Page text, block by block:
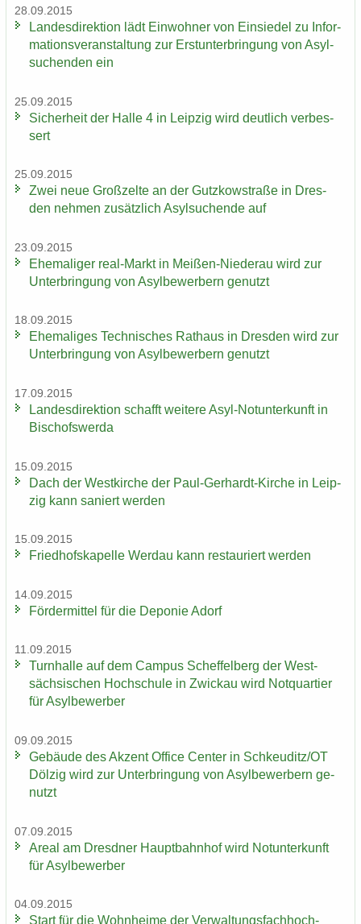
28.09.2015
Lan­des­di­rek­ti­on lädt Ein­woh­ner von Ein­sie­del zu In­for­
ma­ti­ons­ver­an­stal­tung zur Erst­un­ter­brin­gung von Asyl­
su­chen­den ein
25.09.2015
Si­cher­heit der Halle 4 in Leip­zig wird deut­lich ver­bes­
sert
25.09.2015
Zwei neue Groß­zel­te an der Gutz­kow­stra­ße in Dres­
den neh­men zu­sätz­lich Asyl­su­chen­de auf
23.09.2015
Ehe­ma­li­ger real-​Markt in Meißen-​Niederau wird zur
Un­ter­brin­gung von Asyl­be­wer­bern ge­nutzt
18.09.2015
Ehe­ma­li­ges Tech­ni­sches Rat­haus in Dres­den wird zur
Un­ter­brin­gung von Asyl­be­wer­bern ge­nutzt
17.09.2015
Lan­des­di­rek­ti­on schafft wei­te­re Asyl-​Notunterkunft in
Bi­schofs­wer­da
15.09.2015
Dach der West­kir­che der Paul-​Gerhardt-Kirche in Leip­
zig kann sa­niert wer­den
15.09.2015
Fried­hofs­ka­pel­le Wer­dau kann re­stau­riert wer­den
14.09.2015
För­der­mit­tel für die De­po­nie Adorf
11.09.2015
Turn­hal­le auf dem Cam­pus Schef­fel­berg der West­
säch­si­schen Hoch­schu­le in Zwi­ckau wird Not­quar­tier
für Asyl­be­wer­ber
09.09.2015
Ge­bäu­de des Ak­zent Of­fice Cen­ter in Schkeu­ditz/OT
Döl­zig wird zur Un­ter­brin­gung von Asyl­be­wer­bern ge­
nutzt
07.09.2015
Areal am Dresd­ner Haupt­bahn­hof wird Not­un­ter­kunft
für Asyl­be­wer­ber
04.09.2015
Start für die Wohn­hei­me der Ver­wal­tungs­fach­hoch­